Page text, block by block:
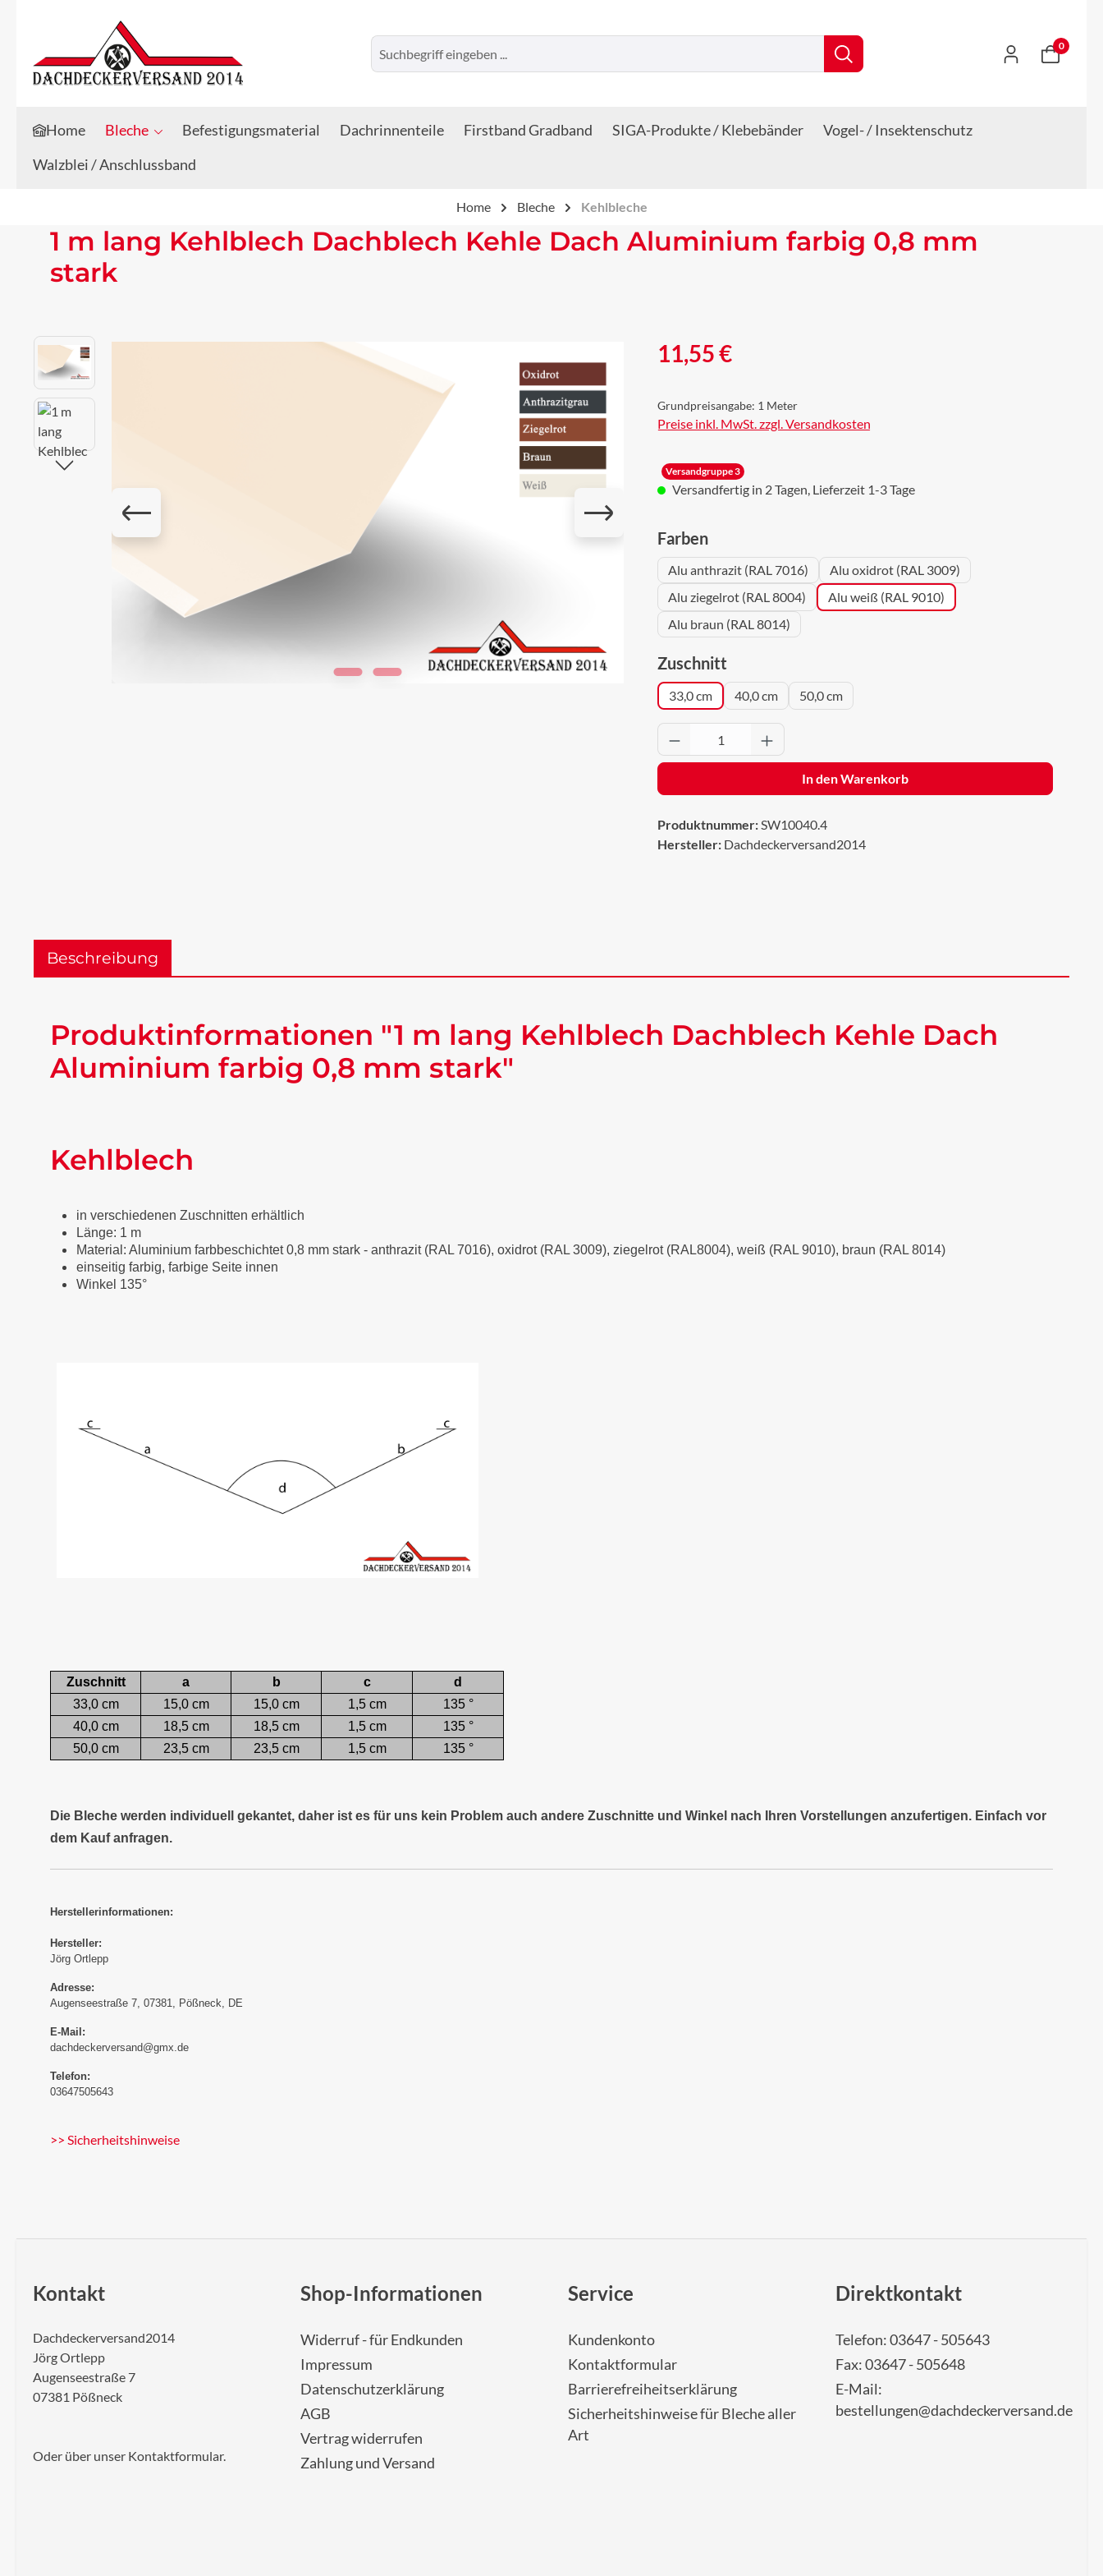
Zum Hauptinhalt springen
Zur Suche springen
0
Home Bleche Befestigungsmaterial Dachrinnenteile Firstband Gradband SIGA-Produkte / Klebebänder
Vogel- / Insektenschutz
Walzblei / Anschlussband
Home Bleche Kehlbleche
1 m lang Kehlblech Dachblech Kehle Dach Aluminium farbig 0,8 mm
stark
Bildergalerie überspringen Regulärer Preis:
11,55 €
Grundpreisangabe: 1 Meter
Preise inkl. MwSt. zzgl. Versandkosten
Versandgruppe 3
Versandfertig in 2 Tagen, Lieferzeit 1-3 Tage
Farbenauswählen
Alu anthrazit (RAL 7016)
Alu oxidrot (RAL 3009)
Alu ziegelrot (RAL 8004)
Alu weiß (RAL 9010)
Alu braun (RAL 8014)
Zuschnittauswählen
33,0 cm 40,0 cm 50,0 cm
Produkt Anzahl: Gib den gewünschten Wert ein
In den Warenkorb
Produktnummer:SW10040.4
Hersteller: Dachdeckerversand2014
Beschreibung
Produktinformationen "1 m lang Kehlblech Dachblech Kehle Dach
Aluminium farbig 0,8 mm stark"
Kehlblech
in verschiedenen Zuschnitten erhältlich
Länge: 1 m
Material: Aluminium farbbeschichtet 0,8 mm stark - anthrazit (RAL 7016), oxidrot (RAL 3009), ziegelrot (RAL8004), weiß (RAL 9010), braun (RAL 8014)
einseitig farbig, farbige Seite innen
Winkel 135°
Zuschnitt a b c
d
33,0 cm
15,0 cm 15,0 cm 1,5 cm
135 °
40,0 cm
18,5 cm 18,5 cm 1,5 cm
135 °
50,0 cm
23,5 cm 23,5 cm 1,5 cm 135 °
Die Bleche werden individuell gekantet, daher ist es für uns kein Problem auch andere Zuschnitte und Winkel nach Ihren Vorstellungen anzufertigen. Einfach vor
dem Kauf anfragen.
Herstellerinformationen:
Hersteller:
Jörg Ortlepp
Adresse:
Augenseestraße 7, 07381, Pößneck, DE
E-Mail:
dachdeckerversand@gmx.de
Telefon:
03647505643
>> Sicherheitshinweise
Kontakt
Dachdeckerversand2014
Jörg Ortlepp
Augenseestraße 7
07381 Pößneck
Oder über unser Kontaktformular.
Shop-Informationen
Widerruf - für Endkunden
Impressum
Datenschutzerklärung
AGB
Vertrag widerrufen
Zahlung und Versand
Service
Kundenkonto
Kontaktformular
Barrierefreiheitserklärung
Sicherheitshinweise für Bleche aller
Art
Direktkontakt
Telefon: 03647 - 505643
Fax: 03647 - 505648
E-Mail:
bestellungen@dachdeckerversand.de